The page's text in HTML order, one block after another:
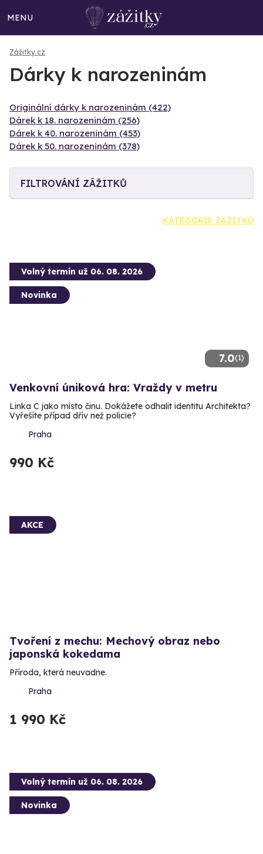
MENU
Zážitky.cz
Dárky k narozeninám
Originální dárky k narozeninám (422)
Dárek k 18. narozeninám (256)
Dárek k 40. narozeninám (453)
Dárek k 50. narozeninám (378)
FILTROVÁNÍ ZÁŽITKŮ
KATEGORIE ZÁŽITKŮ
7.0(1)
Volný termín už 06. 08. 2026
Novinka
Venkovní úniková hra: Vraždy v metru
Linka C jako místo činu. Dokážete odhalit identitu Architekta?
Vyřešíte případ dřív než policie?
Praha
990 Kč
AKCE
Tvoření z mechu: Mechový obraz nebo
japonská kokedama
Příroda, která neuvadne.
Praha
1 990 Kč
Volný termín už 06. 08. 2026
Novinka